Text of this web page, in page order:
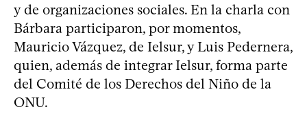
y de organizaciones sociales. En la charla con
Bárbara participaron, por momentos,
Mauricio Vázquez, de Ielsur, y Luis Pedernera,
quien, además de integrar Ielsur, forma parte
del Comité de los Derechos del Niño de la
ONU.